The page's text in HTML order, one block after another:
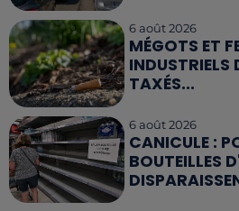
6 août 2026
MÉGOTS ET
TAXÉS...
6 août 2026
CANICULE :
BOUTEILLES